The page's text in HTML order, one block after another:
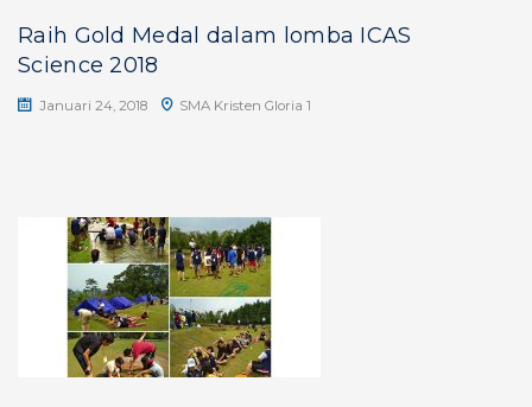
Raih Gold Medal dalam lomba ICAS
Science 2018
Januari 24, 2018 SMA Kristen Gloria 1